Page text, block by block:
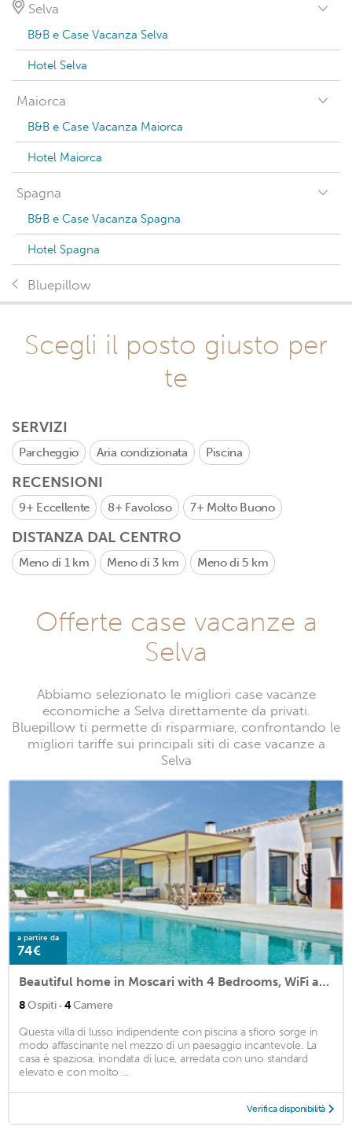
Selva
B&B e Case Vacanza Selva
Hotel Selva
Maiorca
B&B e Case Vacanza Maiorca
Hotel Maiorca
Spagna
B&B e Case Vacanza Spagna
Hotel Spagna
Bluepillow
Scegli il posto giusto per
te
SERVIZI
Parcheggio Aria condizionata Piscina
RECENSIONI
9+ Eccellente 8+ Favoloso 7+ Molto Buono
DISTANZA DAL CENTRO
Meno di 1 km Meno di 3 km Meno di 5 km
Offerte case vacanze a
Selva
Abbiamo selezionato le migliori case vacanze
economiche a Selva direttamente da privati.
Bluepillow ti permette di risparmiare, confrontando le
migliori tariffe sui principali siti di case vacanze a
Selva
a partire da
74€
Beautiful home in Moscari with 4 Bedrooms, WiFi and Outdoor swimming pool
8Ospiti · 4Camere
Questa villa di lusso indipendente con piscina a sfioro sorge in
modo affascinante nel mezzo di un paesaggio incantevole. La
casa è spaziosa, inondata di luce, arredata con uno standard
elevato e con molto ...
Verifica disponibilità